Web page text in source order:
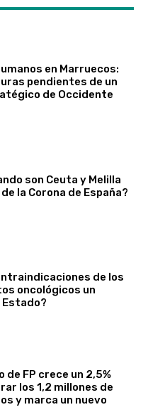
en Marruecos:
pendientes de un
de Occidente
son Ceuta y Melilla
la Corona de España?
de los
oncológicos un
de FP crece un 2,5%
los 1,2 millones de
y marca un nuevo